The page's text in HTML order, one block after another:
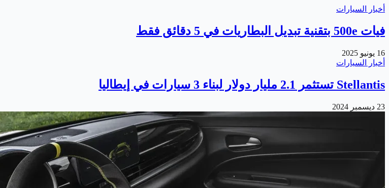
أخبار السيارات
فيات 500e بتقنية تبديل البطاريات في 5 دقائق فقط
16 يونيو 2025
أخبار السيارات
Stellantis تستثمر 2.1 مليار دولار لبناء 3 سيارات في إيطاليا
23 ديسمبر 2024